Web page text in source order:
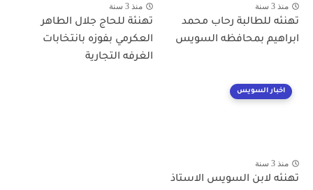
منذ 3 سنة
تهنئه للطالبة رحاب محمد
ابراهيم بمحافظه السويس
منذ 3 سنة
تهنئة للحاج جلال الطاهر
العكرمي بفوزه بانتخابات
الغرفه التجارية
اخبار السويس
منذ 3 سنة
تهنئه لابن السويس الاستاذ